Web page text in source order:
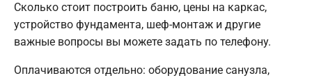
Сколько стоит построить баню, цены на каркас,
устройство фундамента, шеф-монтаж и другие
важные вопросы вы можете задать по телефону.
Оплачиваются отдельно: оборудование санузла,